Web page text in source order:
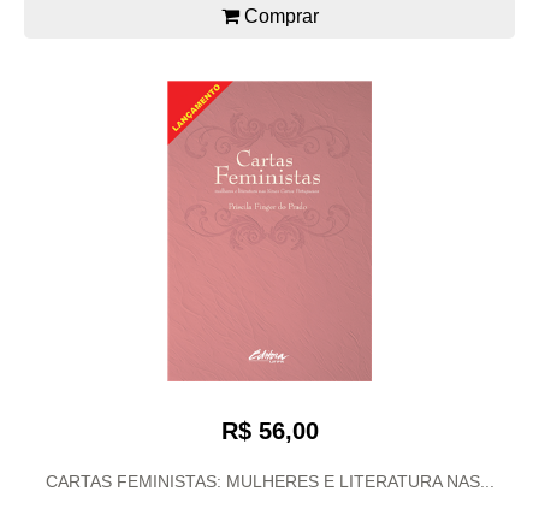
Comprar
R$ 56,00
CARTAS FEMINISTAS: MULHERES E LITERATURA NAS...